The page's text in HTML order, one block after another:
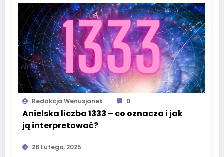
Redakcja Wenusjanek 0
Anielska liczba 1333 – co oznacza i jak
ją interpretować?
28 Lutego, 2025